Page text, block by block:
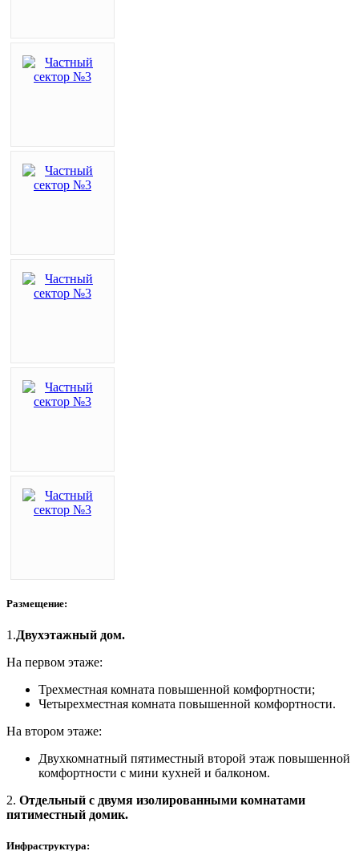
Размещение:
1.Двухэтажный дом.
На первом этаже:
Трехместная комната повышенной комфортности;
Четырехместная комната повышенной комфортности.
На втором этаже:
Двухкомнатный пятиместный второй этаж повышенной
комфортности с мини кухней и балконом.
2. Отдельный с двумя изолированными комнатами
пятиместный домик.
Инфраструктура: